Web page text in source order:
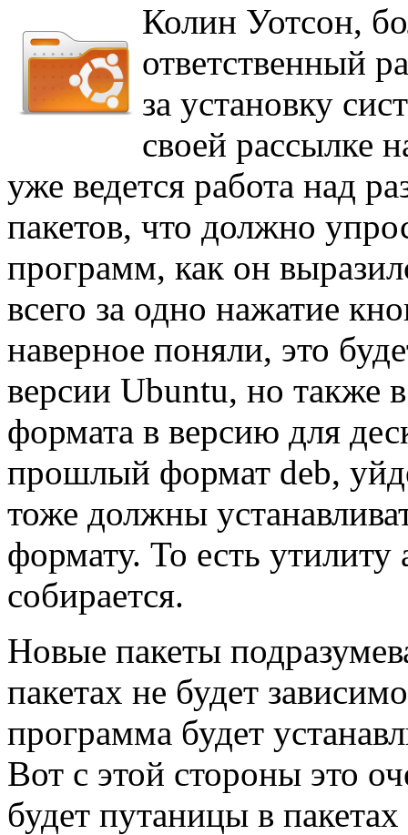
Колин Уотсон,
ответственный
за установку
своей рассылке
уже ведется работа над
пакетов, что должно
программ, как он
всего за одно нажатие
наверное поняли, это
версии Ubuntu, но также
формата в версию для
прошлый формат deb,
тоже должны
формату. То есть утилиту
собирается.
Новые пакеты
пакетах не будет
программа будет
Вот с этой стороны это
будет путаницы в